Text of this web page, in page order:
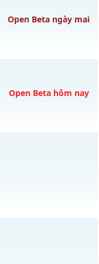
vào 08h
Open Beta ngày mai
09/08/2626
Open Beta hôm nay